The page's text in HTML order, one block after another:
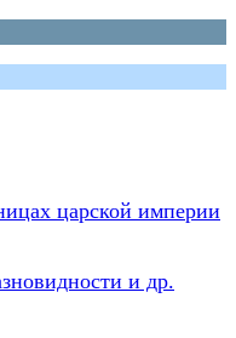
царской империи
и др.